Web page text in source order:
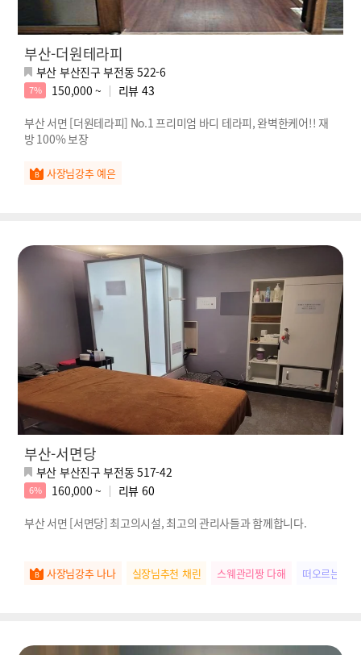
부산-더원테라피
부산 부산진구 부전동 522-6
7% 150,000 ~ 리뷰 43
부산 서면 [더원테라피] No.1 프리미엄 바디 테라피, 완벽한케어!! 재
방 100% 보장
사장님강추 예은
부산-서면당
부산 부산진구 부전동 517-42
6% 160,000 ~ 리뷰 60
부산 서면 [서면당] 최고의시설, 최고의 관리사들과 함께합니다.
사장님강추 나나 실장님추천 채린 스웨관리짱 다해 떠오르는별